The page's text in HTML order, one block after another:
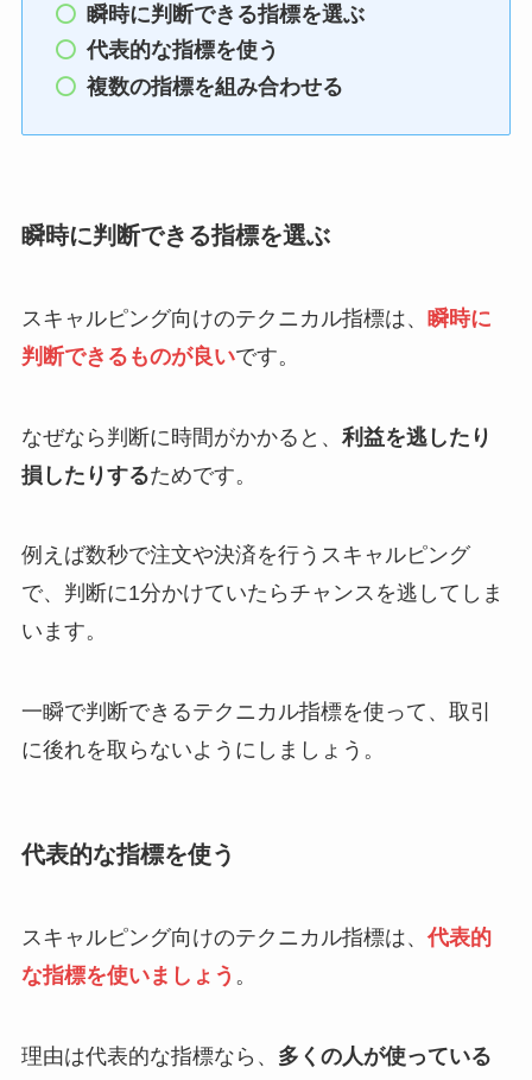
瞬時に判断できる指標を選ぶ
代表的な指標を使う
複数の指標を組み合わせる
瞬時に判断できる指標を選ぶ
スキャルピング向けのテクニカル指標は、 瞬時に
判断できるものが良いです。
なぜなら判断に時間がかかると、 利益を逃したり
損したりするためです。
例えば数秒で注文や決済を行うスキャルピング
で、判断に1分かけていたらチャンスを逃してしま
います。
一瞬で判断できるテクニカル指標を使って、取引
に後れを取らないようにしましょう。
代表的な指標を使う
スキャルピング向けのテクニカル指標は、 代表的
な指標を使いましょう 。
理由は代表的な指標なら、 多くの人が使っている